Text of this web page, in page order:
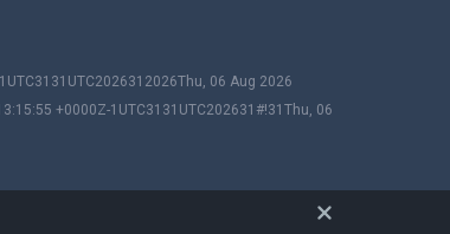
Dansk
06 Aug 2026
+0000Z-1UTC3131UTC202631#!31Thu, 06